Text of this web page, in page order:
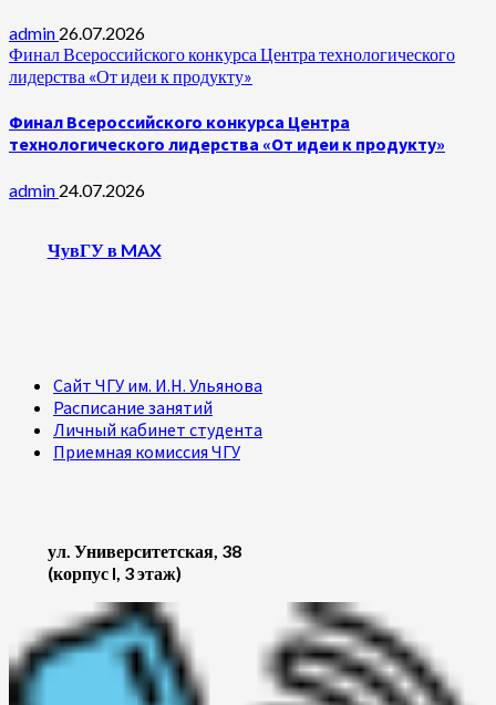
admin 26.07.2026
Финал Всероссийского конкурса Центра технологического
лидерства «От идеи к продукту»
Финал Всероссийского конкурса Центра
технологического лидерства «От идеи к продукту»
admin 24.07.2026
ЧувГУ в MAX
Сайт ЧГУ им. И.Н. Ульянова
Расписание занятий
Личный кабинет студента
Приемная комиссия ЧГУ
ул. Университетская, 38
(корпус I, 3 этаж)